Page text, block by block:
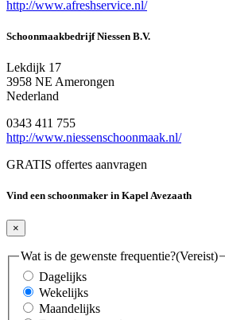
http://www.afreshservice.nl/
Schoonmaakbedrijf Niessen B.V.
Lekdijk 17
3958 NE Amerongen
Nederland
0343 411 755
http://www.niessenschoonmaak.nl/
GRATIS offertes aanvragen
Vind een schoonmaker in Kapel Avezaath
×
Wat is de gewenste frequentie?(Vereist)
Dagelijks
Wekelijks
Maandelijks